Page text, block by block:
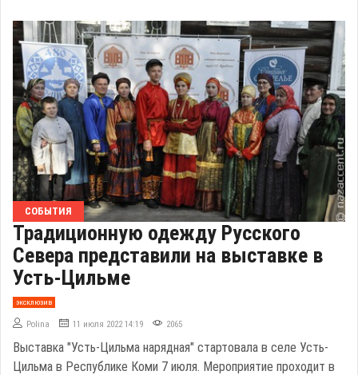
СОБЫТИЯ
Традиционную одежду Русского
Севера представили на выставке в
Усть-Цильме
эксклюзив
Polina 11 июля 2022 14:19 2065
Выставка "Усть-Цильма нарядная" стартовала в селе Усть-
Цильма в Республике Коми 7 июля. Мероприятие проходит в